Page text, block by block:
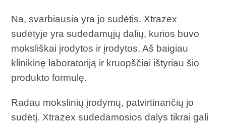
Na, svarbiausia yra jo sudėtis. Xtrazex
sudėtyje yra sudedamųjų dalių, kurios buvo
moksliškai įrodytos ir įrodytos. Aš baigiau
klinikinę laboratoriją ir kruopščiai ištyriau šio
produkto formulę.
Radau mokslinių įrodymų, patvirtinančių jo
sudėtį. Xtrazex sudedamosios dalys tikrai gali